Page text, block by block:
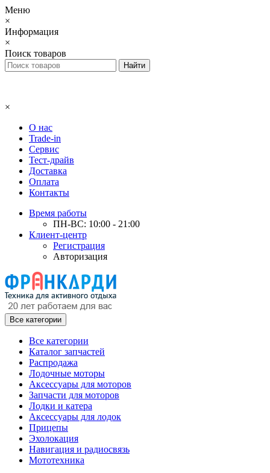
Меню
×
Информация
×
Поиск товаров
×
О нас
Trade-in
Сервис
Тест-драйв
Доставка
Оплата
Контакты
Время работы
ПН-ВС: 10:00 - 21:00
Клиент-центр
Регистрация
Авторизация
Все категории
Все категории
Каталог запчастей
Распродажа
Лодочные моторы
Аксессуары для моторов
Запчасти для моторов
Лодки и катера
Аксессуары для лодок
Прицепы
Эхолокация
Навигация и радиосвязь
Мототехника